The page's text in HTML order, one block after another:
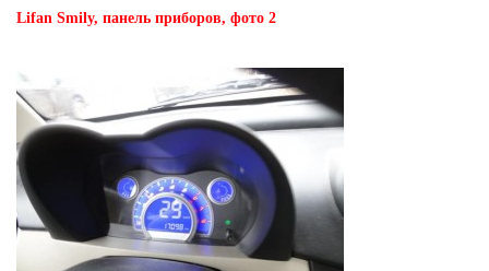
Lifan Smily, панель приборов, фото 2